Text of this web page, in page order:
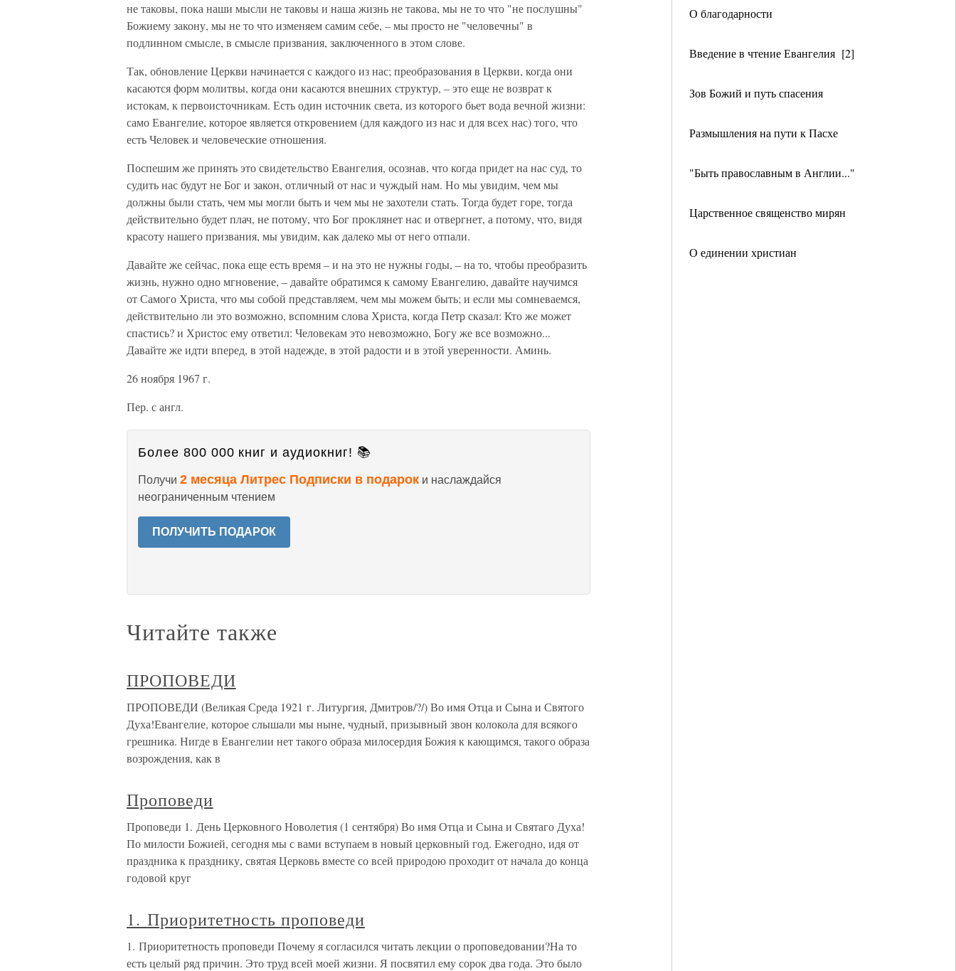
О благодарности
Введение в чтение Евангелия [2]
Зов Божий и путь спасения
Размышления на пути к Пасхе
"Быть православным в Англии..."
Царственное священство мирян
О единении христиан
не таковы, пока наши мысли не таковы и наша жизнь не такова, мы не то что "не послушны"
Божиему закону, мы не то что изменяем самим себе, – мы просто не "человечны" в
подлинном смысле, в смысле призвания, заключенного в этом слове.
Так, обновление Церкви начинается с каждого из нас; преобразования в Церкви, когда они
касаются форм молитвы, когда они касаются внешних структур, – это еще не возврат к
истокам, к первоисточникам. Есть один источник света, из которого бьет вода вечной жизни:
само Евангелие, которое является откровением (для каждого из нас и для всех нас) того, что
есть Человек и человеческие отношения.
Поспешим же принять это свидетельство Евангелия, осознав, что когда придет на нас суд, то
судить нас будут не Бог и закон, отличный от нас и чуждый нам. Но мы увидим, чем мы
должны были стать, чем мы могли быть и чем мы не захотели стать. Тогда будет горе, тогда
действительно будет плач, не потому, что Бог проклянет нас и отвергнет, а потому, что, видя
красоту нашего призвания, мы увидим, как далеко мы от него отпали.
Давайте же сейчас, пока еще есть время – и на это не нужны годы, – на то, чтобы преобразить
жизнь, нужно одно мгновение, – давайте обратимся к самому Евангелию, давайте научимся
от Самого Христа, что мы собой представляем, чем мы можем быть; и если мы сомневаемся,
действительно ли это возможно, вспомним слова Христа, когда Петр сказал: Кто же может
спастись? и Христос ему ответил: Человекам это невозможно, Богу же все возможно...
Давайте же идти вперед, в этой надежде, в этой радости и в этой уверенности. Аминь.
26 ноября 1967 г.
Пер. с англ.
Более 800 000 книг и аудиокниг! 📚
Получи 2 месяца Литрес Подписки в подарок и наслаждайся
неограниченным чтением
ПОЛУЧИТЬ ПОДАРОК
Читайте также
ПРОПОВЕДИ
ПРОПОВЕДИ (Великая Среда 1921 г. Литургия, Дмитров/?/) Во имя Отца и Сына и Святого
Духа!Евангелие, которое слышали мы ныне, чудный, призывный звон колокола для всякого
грешника. Нигде в Евангелии нет такого образа милосердия Божия к кающимся, такого образа
возрождения, как в
Проповеди
Проповеди 1. День Церковного Новолетия (1 сентября) Во имя Отца и Сына и Святаго Духа!
По милости Божией, сегодня мы с вами вступаем в новый церковный год. Ежегодно, идя от
праздника к празднику, святая Церковь вместе со всей природою проходит от начала до конца
годовой круг
1. Приоритетность проповеди
1. Приоритетность проповеди Почему я согласился читать лекции о проповедовании?На то
есть целый ряд причин. Это труд всей моей жизни. Я посвятил ему сорок два года. Это было